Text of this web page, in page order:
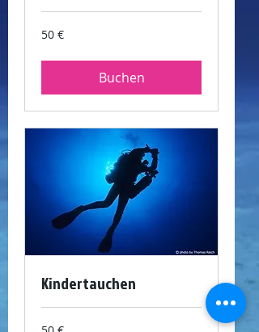
50
Euro
50 €
Buchen
Kindertauchen
50